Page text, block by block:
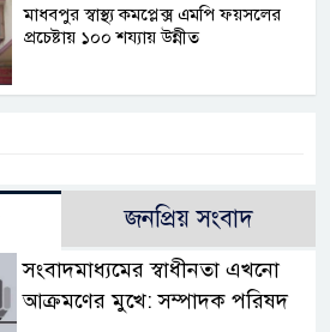
মাধবপুর স্বাস্থ্য কমপ্লেক্স এমপি ফয়সলের
প্রচেষ্টায় ১০০ শয্যায় উন্নীত
জনপ্রিয় সংবাদ
সংবাদমাধ্যমের স্বাধীনতা এখনো
আক্রমণের মুখে: সম্পাদক পরিষদ